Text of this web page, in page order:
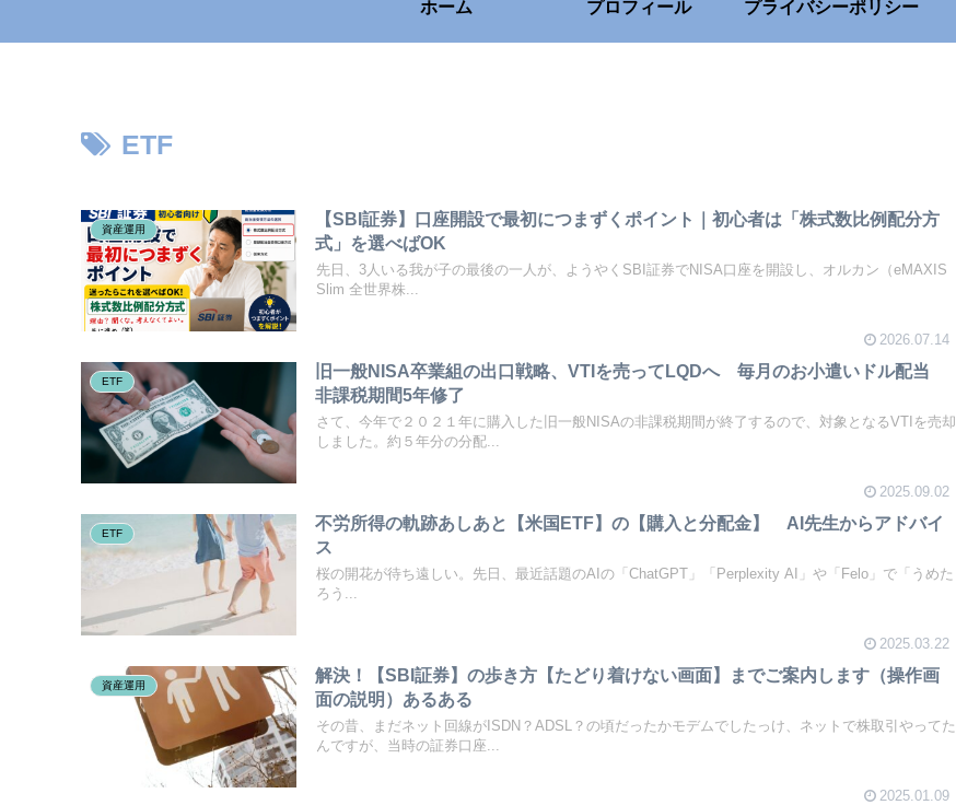
ホーム プロフィール プライバシーポリシー
ETF
資産運用
【SBI証券】口座開設で最初につまずくポイント｜初心者は「株式数比例配分方
式」を選べばOK
先日、3人いる我が子の最後の一人が、ようやくSBI証券でNISA口座を開設し、オルカン（eMAXIS
Slim 全世界株...
2026.07.14
ETF
旧一般NISA卒業組の出口戦略、VTIを売ってLQDへ 毎月のお小遣いドル配当
非課税期間5年修了
さて、今年で２０２１年に購入した旧一般NISAの非課税期間が終了するので、対象となるVTIを売却
しました。約５年分の分配...
2025.09.02
ETF
不労所得の軌跡あしあと【米国ETF】の【購入と分配金】 AI先生からアドバイ
ス
桜の開花が待ち遠しい。先日、最近話題のAIの「ChatGPT」「Perplexity AI」や「Felo」で「うめた
ろう...
2025.03.22
資産運用
解決！【SBI証券】の歩き方【たどり着けない画面】までご案内します（操作画
面の説明）あるある
その昔、まだネット回線がISDN？ADSL？の頃だったかモデムでしたっけ、ネットで株取引やってた
んですが、当時の証券口座...
2025.01.09